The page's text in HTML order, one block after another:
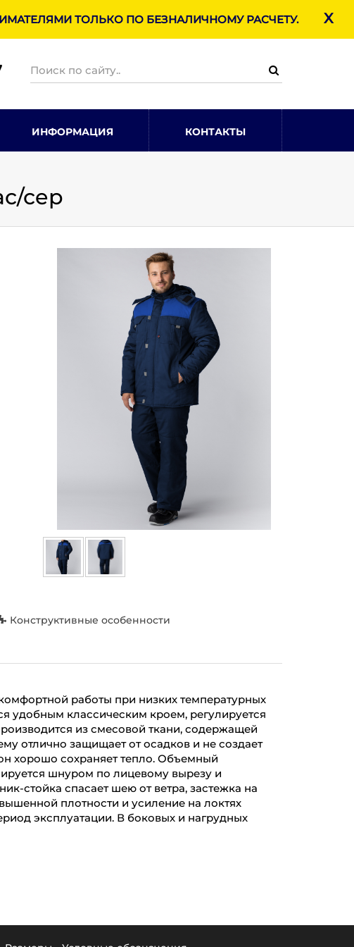
ТОЛЬКО ПО БЕЗНАЛИЧНОМУ РАСЧЕТУ. X
ИНФОРМАЦИЯ КОНТАКТЫ
сер
Конструктивные особенности
работы при низких температурных
удобным классическим кроем, регулируется
из смесовой ткани, содержащей
отлично защищает от осадков и не создает
хорошо сохраняет тепло. Объемный
шнуром по лицевому вырезу и
стойка спасает шею от ветра, застежка на
плотности и усиление на локтях
эксплуатации. В боковых и нагрудных